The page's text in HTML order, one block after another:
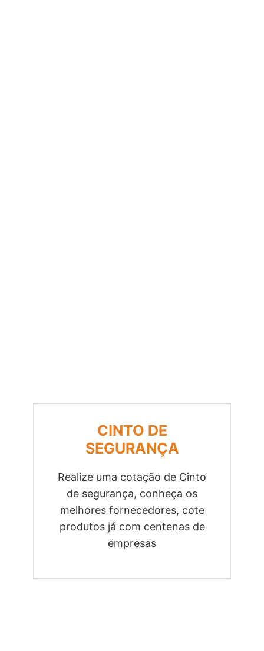
CINTO DE
SEGURANÇA
Realize uma cotação de Cinto
de segurança, conheça os
melhores fornecedores, cote
produtos já com centenas de
empresas